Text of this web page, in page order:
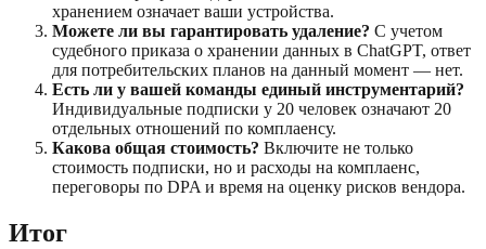
хранением означает ваши устройства.
Можете ли вы гарантировать удаление? С учетом
судебного приказа о хранении данных в ChatGPT, ответ
для потребительских планов на данный момент — нет.
Есть ли у вашей команды единый инструментарий?
Индивидуальные подписки у 20 человек означают 20
отдельных отношений по комплаенсу.
Какова общая стоимость? Включите не только
стоимость подписки, но и расходы на комплаенс,
переговоры по DPA и время на оценку рисков вендора.
Итог